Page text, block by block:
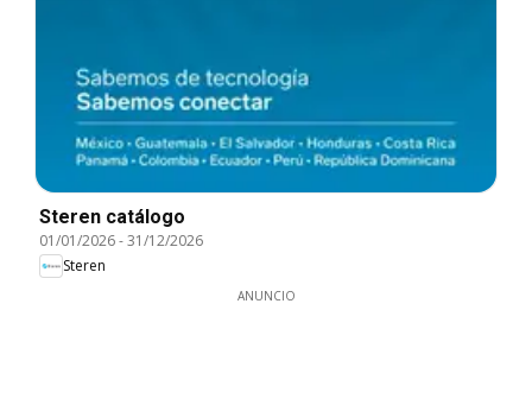
Steren catálogo
01/01/2026-31/12/2026
Steren
ANUNCIO